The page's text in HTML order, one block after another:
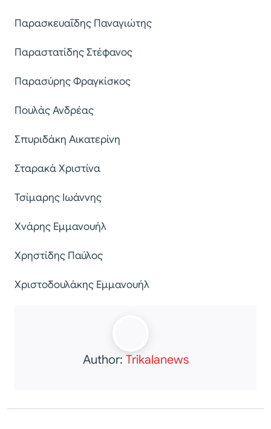
Παρασκευαΐδης Παναγιώτης
Παραστατίδης Στέφανος
Παρασύρης Φραγκίσκος
Πουλάς Ανδρέας
Σπυριδάκη Αικατερίνη
Σταρακά Χριστίνα
Τσίμαρης Ιωάννης
Χνάρης Εμμανουήλ
Χρηστίδης Παύλος
Χριστοδουλάκης Εμμανουήλ
Author: Trikalanews